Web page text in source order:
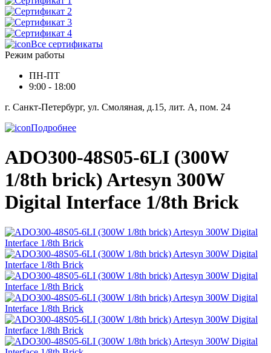
Все сертификаты
Режим работы
ПН-ПТ
9:00 - 18:00
г. Санкт-Петербург, ул. Смоляная, д.15, лит. А, пом. 24
Подробнее
ADO300-48S05-6LI (300W
1/8th brick) Artesyn 300W
Digital Interface 1/8th Brick